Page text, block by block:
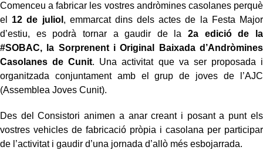
Comenceu a fabricar les vostres andròmines casolanes perquè
el
12 de juliol , emmarcat dins dels actes de la Festa Major
d’estiu, es podrà tornar a gaudir de la2a edició de la
#SOBAC, la Sorprenent i Original Baixada d’Andròmines
Casolanes de Cunit. Una activitat que va ser proposada i
organitzada conjuntament amb el grup de joves de l’AJC
(Assemblea Joves Cunit).
Des del Consistori animen a anar creant i posant a punt els
vostres vehicles de fabricació pròpia i casolana per participar
de l’activitat i gaudir d’una jornada d’allò més esbojarrada.